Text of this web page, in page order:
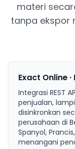
materi
tanpa ekspor
Exact Online
Integrasi REST
penjualan,
disinkronkan
perusahaan di
Spanyol,
menangani